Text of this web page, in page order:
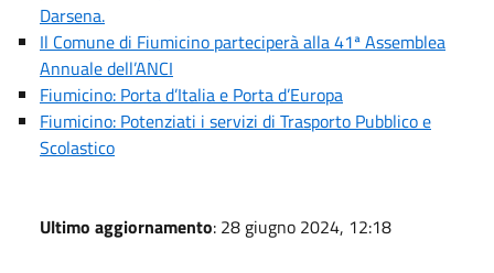
Darsena.
Il Comune di Fiumicino parteciperà alla 41ª Assemblea
Annuale dell’ANCI
Fiumicino: Porta d’Italia e Porta d’Europa
Fiumicino: Potenziati i servizi di Trasporto Pubblico e
Scolastico
Ultimo aggiornamento: 28 giugno 2024, 12:18